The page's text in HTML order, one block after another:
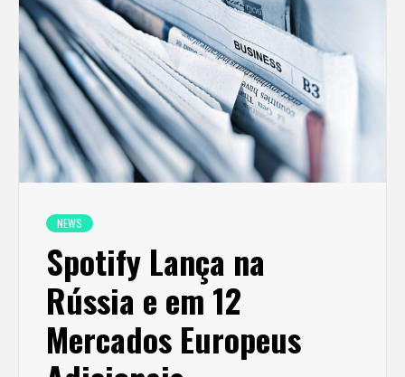
NEWS
Spotify Lança na
Rússia e em 12
Mercados Europeus